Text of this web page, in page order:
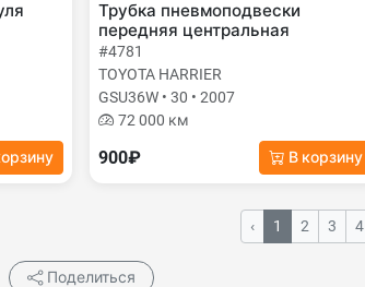
Трубка пневмоподвески
передняя центральная
#4781
TOYOTA HARRIER
GSU36W • 30 • 2007
72 000 км
900₽ В корзину
‹ 1 2 3 4
Поделиться